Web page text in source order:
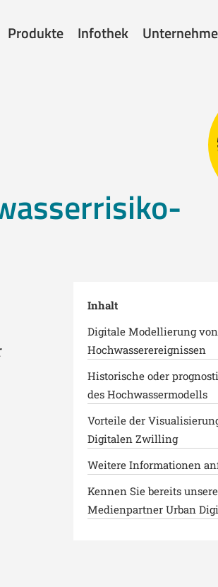
Produkte Infothek
Inhalt
Digitale Modellierung von
Hochwasserereignissen
Historische oder
des Hochwassermodells
Vorteile der
Digitalen Zwilling
Weitere Informationen
Kennen Sie bereits
Medienpartner Urban